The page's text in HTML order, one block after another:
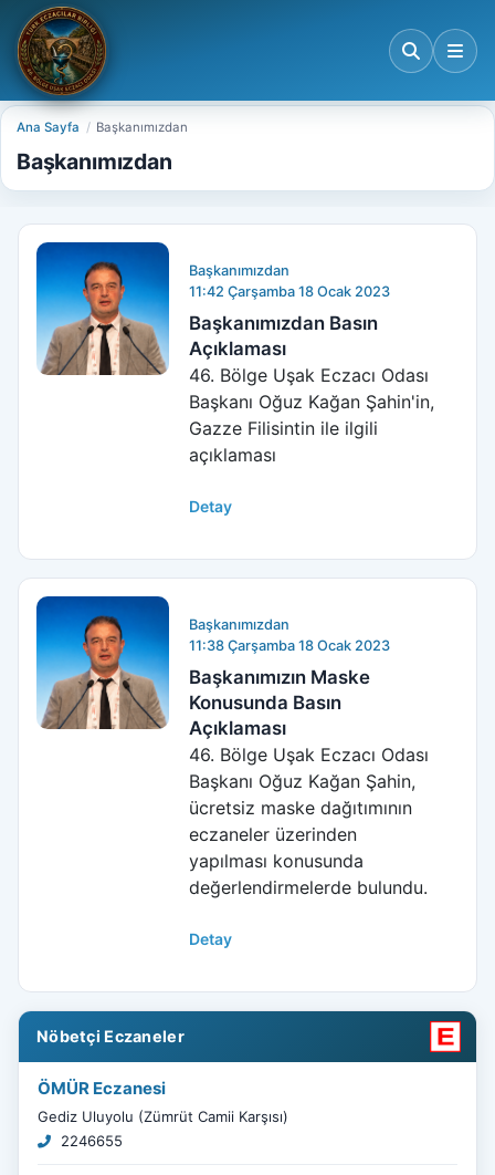
Ana Sayfa Başkanımızdan
Başkanımızdan
Başkanımızdan
11:42 Çarşamba 18 Ocak 2023
Başkanımızdan Basın
Açıklaması
46. Bölge Uşak Eczacı Odası
Başkanı Oğuz Kağan Şahin'in,
Gazze Filisintin ile ilgili
açıklaması
Detay
Başkanımızdan
11:38 Çarşamba 18 Ocak 2023
Başkanımızın Maske
Konusunda Basın
Açıklaması
46. Bölge Uşak Eczacı Odası
Başkanı Oğuz Kağan Şahin,
ücretsiz maske dağıtımının
eczaneler üzerinden
yapılması konusunda
değerlendirmelerde bulundu.
Detay
Nöbetçi Eczaneler
ÖMÜR Eczanesi
Gediz Uluyolu (Zümrüt Camii Karşısı)
2246655